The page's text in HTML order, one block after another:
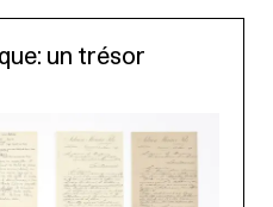
un trésor